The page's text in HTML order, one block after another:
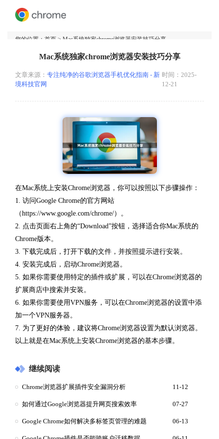
您的位置： 首页 > Mac系统独家chrome浏览器安装技巧分享
Mac系统独家chrome浏览器安装技巧分享
文章来源： 专注纯净的谷歌浏览器手机优化指南 - 新
境科技官网
时间：2025-
12-21
在Mac系统上安装Chrome浏览器，你可以按照以下步骤操作：
1. 访问Google Chrome的官方网站
（https://www.google.com/chrome/）。
2. 点击页面右上角的“Download”按钮，选择适合你Mac系统的
Chrome版本。
3. 下载完成后，打开下载的文件，并按照提示进行安装。
4. 安装完成后，启动Chrome浏览器。
5. 如果你需要使用特定的插件或扩展，可以在Chrome浏览器的
扩展商店中搜索并安装。
6. 如果你需要使用VPN服务，可以在Chrome浏览器的设置中添
加一个VPN服务器。
7. 为了更好的体验，建议将Chrome浏览器设置为默认浏览器。
以上就是在Mac系统上安装Chrome浏览器的基本步骤。
继续阅读
Chrome浏览器扩展插件安全漏洞分析 11-12
如何通过Google浏览器提升网页搜索效率 07-27
Google Chrome如何解决多标签页管理的难题 06-13